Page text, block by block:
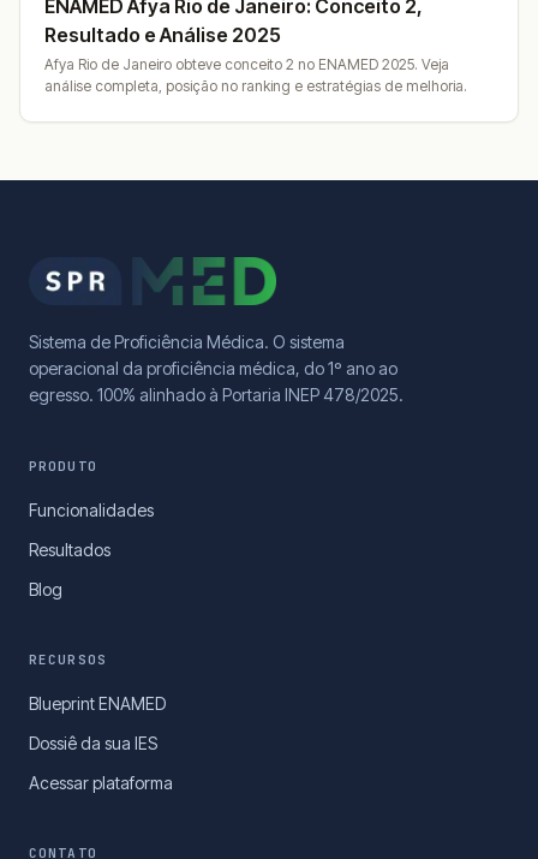
ENAMED Afya Rio de Janeiro: Conceito 2,
Resultado e Análise 2025
Afya Rio de Janeiro obteve conceito 2 no ENAMED 2025. Veja
análise completa, posição no ranking e estratégias de melhoria.
Sistema de Proficiência Médica. O sistema
operacional da proficiência médica, do 1º ano ao
egresso. 100% alinhado à Portaria INEP 478/2025.
PRODUTO
Funcionalidades
Resultados
Blog
RECURSOS
Blueprint ENAMED
Dossiê da sua IES
Acessar plataforma
CONTATO